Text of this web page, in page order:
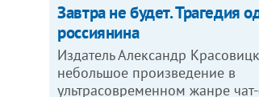
Завтра не будет. Трагедия
россиянина
Издатель Александр
небольшое произведение в
ультрасовременном жанре